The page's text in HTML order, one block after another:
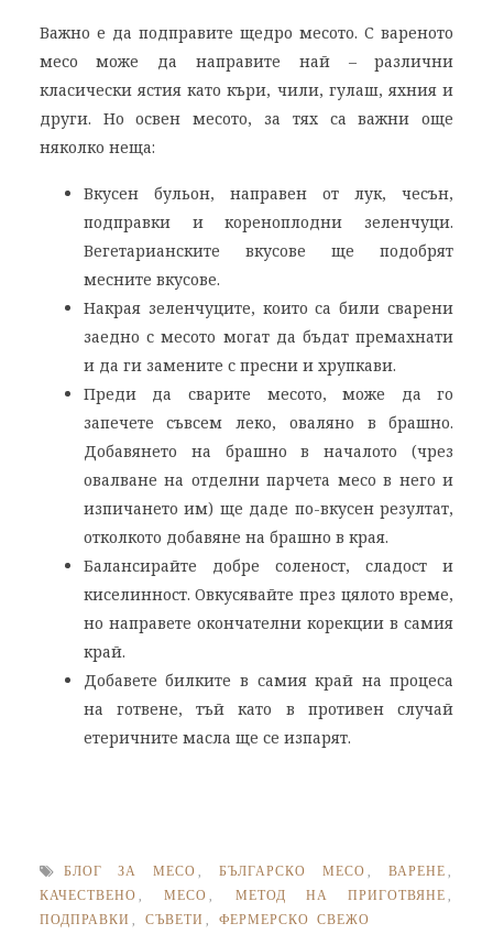
Важно е да подправите щедро месото. С вареното
месо може да направите най – различни
класически ястия като къри, чили, гулаш, яхния и
други. Но освен месото, за тях са важни още
няколко неща:
Вкусен бульон, направен от лук, чесън,
подправки и кореноплодни зеленчуци.
Вегетарианските вкусове ще подобрят
месните вкусове.
Накрая зеленчуците, които са били сварени
заедно с месото могат да бъдат премахнати
и да ги замените с пресни и хрупкави.
Преди да сварите месото, може да го
запечете съвсем леко, оваляно в брашно.
Добавянето на брашно в началото (чрез
овалване на отделни парчета месо в него и
изпичането им) ще даде по-вкусен резултат,
отколкото добавяне на брашно в края.
Балансирайте добре соленост, сладост и
киселинност. Овкусявайте през цялото време,
но направете окончателни корекции в самия
край.
Добавете билките в самия край на процеса
на готвене, тъй като в противен случай
етеричните масла ще се изпарят.
БЛОГ ЗА МЕСО ,БЪЛГАРСКО МЕСО ,ВАРЕНЕ
КАЧЕСТВЕНО ,МЕСО МЕТОД НА ПРИГОТВЯНЕ
ПОДПРАВКИ
СЪВЕТИ ФЕРМЕРСКО СВЕЖО